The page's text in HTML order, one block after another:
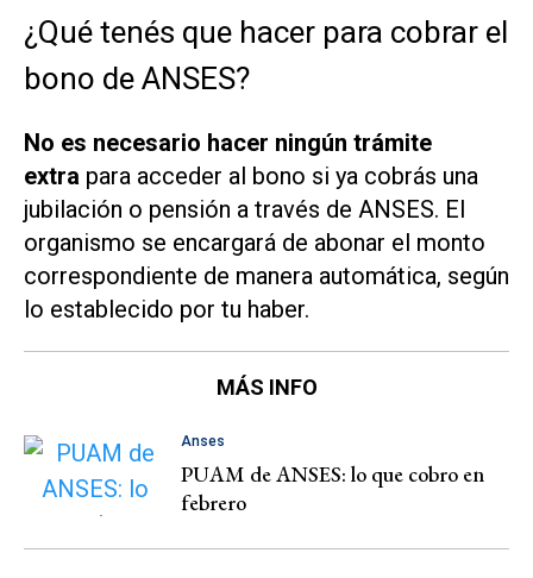
¿Qué tenés que hacer para cobrar el
bono de ANSES?
No es necesario hacer ningún trámite
extra para acceder al bono si ya cobrás una
jubilación o pensión a través de ANSES. El
organismo se encargará de abonar el monto
correspondiente de manera automática, según
lo establecido por tu haber.
MÁS INFO
Anses
PUAM de ANSES: lo que cobro en
febrero